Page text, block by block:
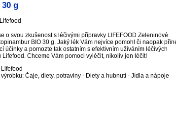
g
o svou zkušenost s léčivými přípravky LIFEFOOD Zeleninové
BIO 30 g. Jaký lék Vám nejvíce pomohl či naopak
účinky a pomozte tak ostatním s efektivním užíváním léčivých
Lifefood. Chceme Vám pomoci vyléčit, nikoliv jen léčit!
Čaje, diety, potraviny - Diety a hubnutí - Jídla a nápoje